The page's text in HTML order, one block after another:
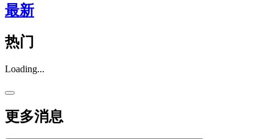
最新
热门
Loading...
更多消息